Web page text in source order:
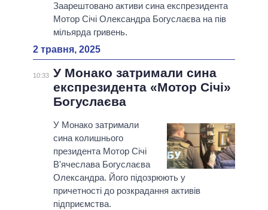
Заарештовано активи сина експрезидента
Мотор Січі Олександра Богуслаєва на пів
мільярда гривень.
2 травня, 2025
10:33 У Монако затримали сина
експрезидента «Мотор Січі»
Богуслаєва
У Монако затримали
сина колишнього
президента Мотор Січі
В'ячеслава Богуслаєва
Олександра. Його підозрюють у
причетності до розкрадання активів
підприємства.